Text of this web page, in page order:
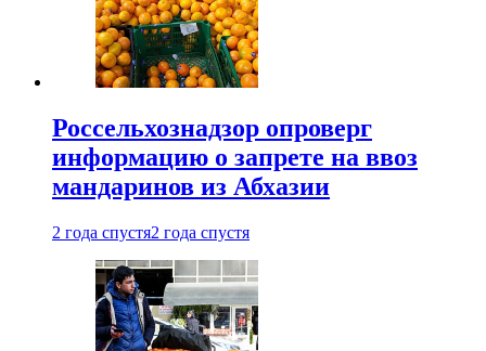
Россельхознадзор опроверг
информацию о запрете на ввоз
мандаринов из Абхазии
2 года спустя2 года спустя